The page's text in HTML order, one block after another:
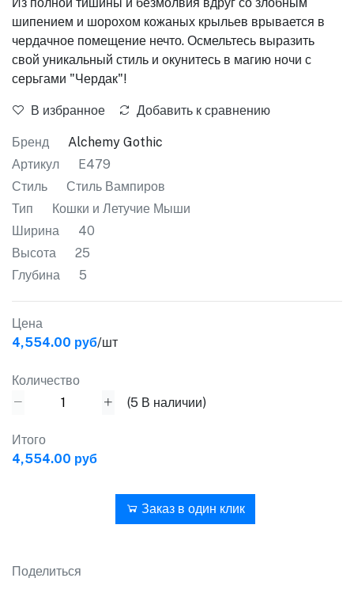
шипением и шорохом кожаных крыльев врывается в
чердачное помещение нечто. Осмельтесь выразить
свой уникальный стиль и окунитесь в магию ночи с
серьгами "Чердак"!
В избранное Добавить к сравнению
Бренд
Alchemy Gothic
Артикул
E479
Стиль
Стиль Вампиров
Тип
Кошки и Летучие Мыши
Ширина
40
Высота
25
Глубина
5
Цена
4,554.00 руб/шт
Количество
(5 В наличии)
Итого
4,554.00 руб
Заказ в один клик
Поделиться